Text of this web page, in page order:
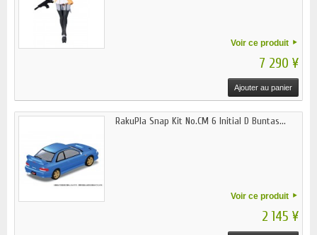
Voir ce produit
7 290 ¥
Ajouter au panier
RakuPla Snap Kit No.CM 6 Initial D Buntas...
Voir ce produit
2 145 ¥